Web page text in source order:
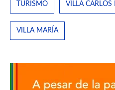
TURISMO VILLA CARLOS
VILLA MARÍA